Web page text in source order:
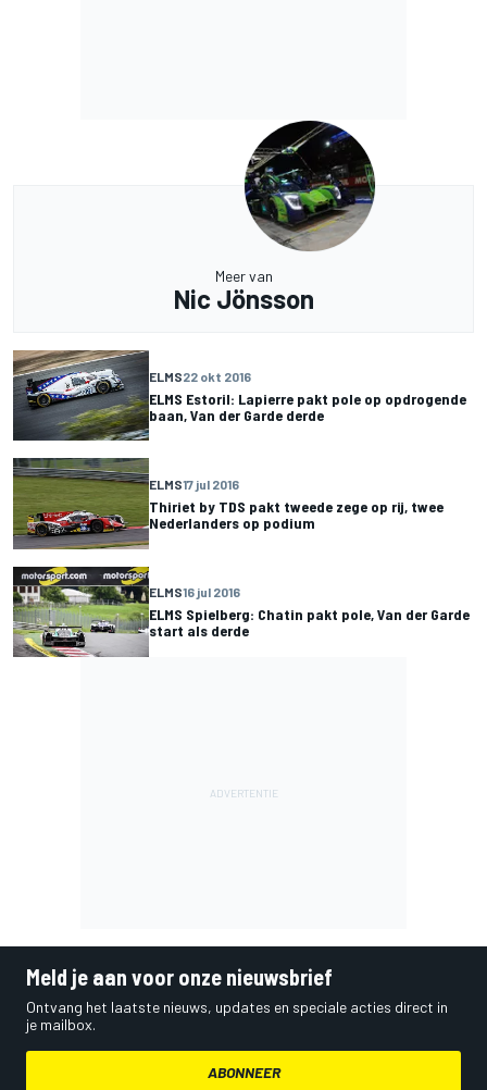
Meer van
Nic Jönsson
ELMS22 okt 2016
ELMS Estoril: Lapierre pakt pole op opdrogende
baan, Van der Garde derde
ELMS17 jul 2016
Thiriet by TDS pakt tweede zege op rij, twee
Nederlanders op podium
ELMS16 jul 2016
ELMS Spielberg: Chatin pakt pole, Van der Garde
start als derde
Meld je aan voor onze nieuwsbrief
Ontvang het laatste nieuws, updates en speciale acties direct in
je mailbox.
ABONNEER